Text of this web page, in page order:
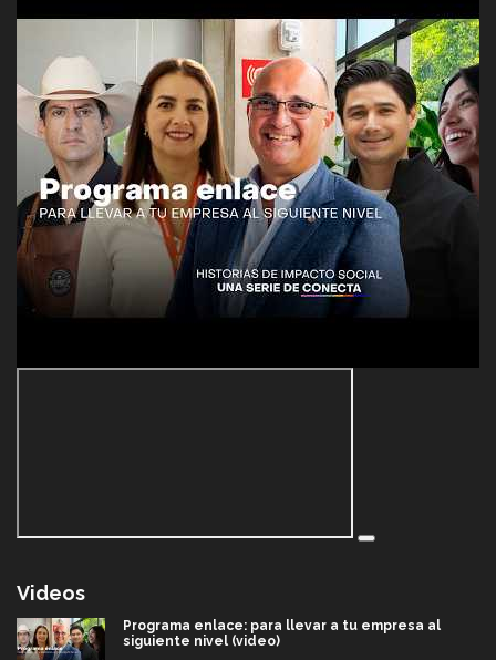
Videos
Programa enlace: para llevar a tu empresa al
siguiente nivel (video)